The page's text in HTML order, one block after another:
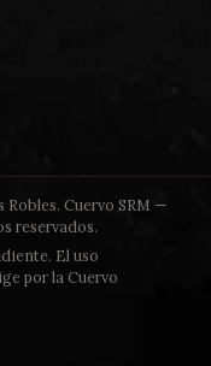
Cuervo SRM —
reservados.
El uso
por la Cuervo